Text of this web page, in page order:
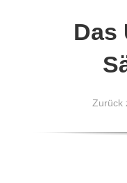
Das
Zurück